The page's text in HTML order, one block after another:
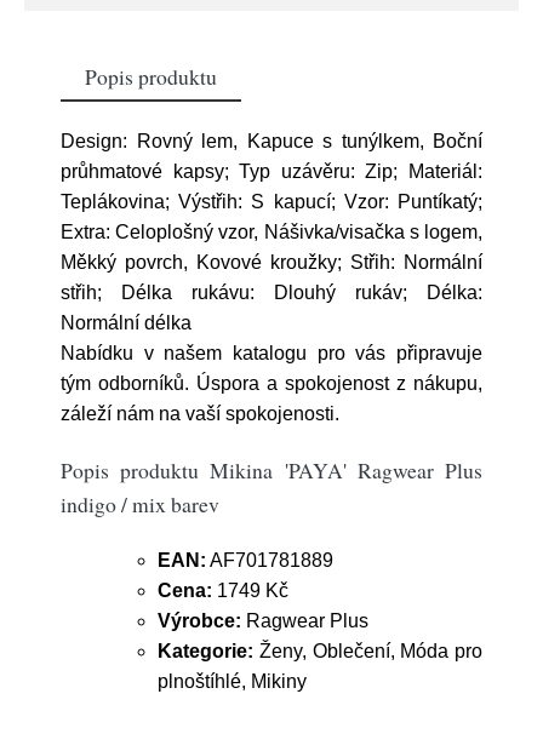
Popis produktu
Design: Rovný lem, Kapuce s tunýlkem, Boční
průhmatové kapsy; Typ uzávěru: Zip; Materiál:
Teplákovina; Výstřih: S kapucí; Vzor: Puntíkatý;
Extra: Celoplošný vzor, Nášivka/visačka s logem,
Měkký povrch, Kovové kroužky; Střih: Normální
střih; Délka rukávu: Dlouhý rukáv; Délka:
Normální délka
Nabídku v našem katalogu pro vás připravuje
tým odborníků. Úspora a spokojenost z nákupu,
záleží nám na vaší spokojenosti.
Popis produktu Mikina 'PAYA' Ragwear Plus
indigo / mix barev
EAN: AF701781889
Cena: 1749 Kč
Výrobce: Ragwear Plus
Kategorie: Ženy, Oblečení, Móda pro
plnoštíhlé, Mikiny